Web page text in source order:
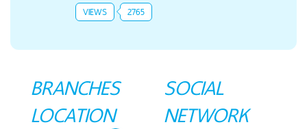
VIEWS 2765
BRANCHES
LOCATION
SOCIAL
NETWORK